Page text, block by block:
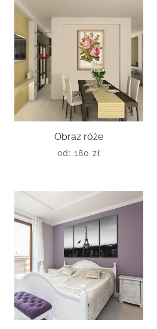
Obraz róże
od: 180 zł